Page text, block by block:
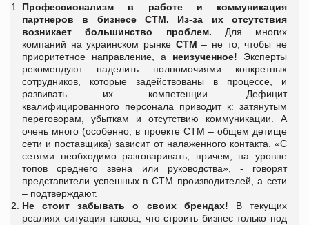
Профессионализм в работе и коммуникация
партнеров в бизнесе СТМ. Из-за их отсутствия
возникает большинство проблем. Для многих
компаний на украинском рынке СТМ – не то, чтобы не
приоритетное направление, а неизученное! Эксперты
рекомендуют наделить полномочиями конкретных
сотрудников, которые задействованы в процессе, и
развивать их компетенции. Дефицит
квалифицированного персонала приводит к: затянутым
переговорам, убыткам и отсутствию коммуникации. А
очень много (особенно, в проекте СТМ – общем детище
сети и поставщика) зависит от налаженного контакта. «С
сетями необходимо разговаривать, причем, на уровне
топов среднего звена или руководства», - говорят
представители успешных в СТМ производителей, а сети
– подтверждают.
Не стоит забывать о своих брендах! В текущих
реалиях ситуация такова, что строить бизнес только под